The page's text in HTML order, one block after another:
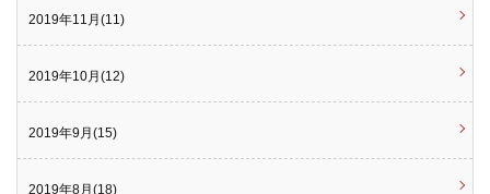
2019年11月(11)
2019年10月(12)
2019年9月(15)
2019年8月(18)